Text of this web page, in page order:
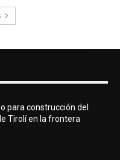
para construcción del
Tirolí en la frontera